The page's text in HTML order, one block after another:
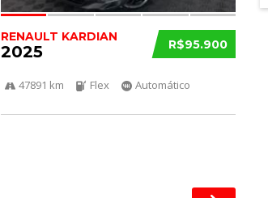
R$95.900
RENAULT KARDIAN
2025
47891 km Flex Automático